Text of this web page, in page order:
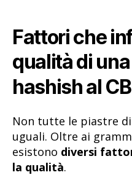
Fattori che
qualità di
hashish al
Non tutte le piastre di
uguali. Oltre ai
esistono diversi
la qualità.